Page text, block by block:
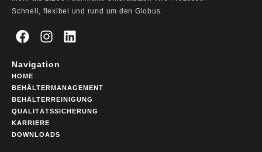
Schnell, flexibel und rund um den Globus.
Navigation
HOME
BEHÄLTERMANAGEMENT
BEHÄLTERREINIGUNG
QUALITÄTSSICHERUNG
KARRIERE
DOWNLOADS